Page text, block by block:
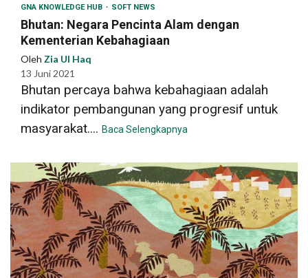
GNA KNOWLEDGE HUB SOFT NEWS
Bhutan: Negara Pencinta Alam dengan
Kementerian Kebahagiaan
Oleh Zia Ul Haq
13 Juni 2021
Bhutan percaya bahwa kebahagiaan adalah
indikator pembangunan yang progresif untuk
masyarakat.... Baca Selengkapnya